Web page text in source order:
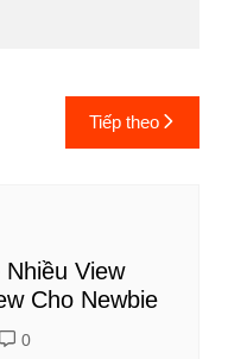
Tiếp theo
View
Cho Newbie
0